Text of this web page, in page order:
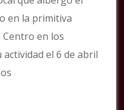
en la primitiva
Centro en los
el 6 de abril